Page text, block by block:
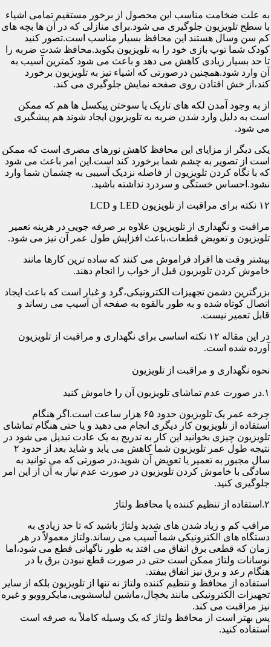
به علت ضخامت مناسب این محصول از برخور مستقیم تمامی اشیاء
با سطح تلویزیون جلوگیری می شود.برای منازلی که در آن ها بچه های
کم سن وسال هستند این محافظ بسیار مناسب است.تصور کنید
کودک شما توپ بازی خود را به تلویزیون بکوبد.محافظ شدت ضربه را
تا حد بسیار زیادی کاهش می دهد و باعث می شود کمترین آسیب به
آن وارد شود.همچنین درصورتی که اشیاء تیز به تلویزیون برخورد
کند،از خش افتادن روی صفحه نمایش جلوگیری می کند.
از به وجود آمدن لکه های تاریک یا سوختن پیکسل ها هم که ممکن
است به دلیل وارد شدن ضربه به تلویزیون ایجاد شوند هم پیشگیری
می شود.
یکی دیگر از مزایای این محافظ کاهش نورهای مضری است که ممکن
است از تصویر به چشم شما برخورد کند است.این امر باعث می شود
که با نگاه کردن تلویزیون از فاصله نزدیک آسیبی به چشمان شما وارد
نشود.احساس خستگی و سردرد نداشته باشید.
۱۲ نکته برای مراقبت از تلویزیون LED و LCD
مراقبت و نگهداری از تلویزیون علاوه بر صرفه جویی در هزینه تعمیر
تلویزیون و تعویض قطعات،باعث افزایش طول عمر آن نیز می شود.
بیشتر وقت ها افراد فراموش می کنند که ساده ترین کارها مانند
خاموش کردن تلویزیون قبل از خواب را انجام دهند.
بزرگترین دشمن تجهیزات الکترونیکی،گرد و غبار است که باعث ایجاد
اتصال کوتاه شده و به طور بالقوه به صفحه آن آسیب می رساند و
قابل تعمیر نیست.
در این مقاله ۱۲ نکته اساسی برای نگهداری و مراقبت از تلویزیون
آورده شده است.
نحوه نگهداری و مراقبت از تلویزیون
۱.در صورت عدم تماشای تلویزیون آن را خاموش کنید
چرخه عمر یک تلویزیون حدود ۶۵ هزار ساعت است.اگر هنگام
استفاده از تلویزیون کار دیگری انجام می دهید و یا حتی هنگام تماشای
تلویزیون چیزی بخوانید این کار به تدریج به یک عادت تبدیل می شود در
نتیجه طول عمر تلویزیون شما کاهش می یابد و شاید بعد از حدود ۲
سال مجبور به تعمیر یا تعویض آن شوید،در صورتی که می توانید به
سادگی با خاموش کردن تلویزیون در صورت عدم نیاز به آن از این امر
جلوگیری کنید.
۲.استفاده از تنظیم کننده یا محافظ ولتاژ
مراقب کم و زیاد شدن های شدید ولتاژ باشید که تا حد زیادی به
دستگاه های الکترونیکی شما آسیب می رساند.ولتاژ معمولاً در هر
زمان که قطعی برق اتفاق می افتد به طور ناگهانی قطع می شود،اما
نوسانات ولتاژ ممکن است حتی در صورت قطع نبودن برق یا در
هنگام رعد و برق نیز اتفاق بیفتد.
استفاده از محافظ و تنظیم کننده ولتاژ نه تنها از تلویزیون بلکه از سایر
تجهیزات الکترونیکی مانند یخچال،ماشین لباسشویی،مایکروویو و غیره
نیز مراقبت می کند.
پس بهتر است از محافظ ولتاژ که یک وسیله کاملاً به صرفه است
استفاده کنید.